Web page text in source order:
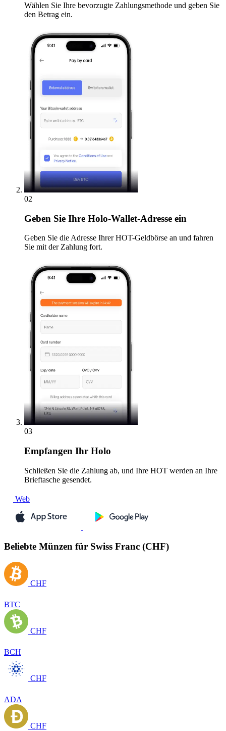
Wählen Sie Ihre bevorzugte Zahlungsmethode und geben Sie
den Betrag ein.
02
Geben Sie Ihre Holo-Wallet-Adresse ein
Geben Sie die Adresse Ihrer HOT-Geldbörse an und fahren
Sie mit der Zahlung fort.
03
Empfangen Ihr Holo
Schließen Sie die Zahlung ab, und Ihre HOT werden an Ihre
Brieftasche gesendet.
Web
Beliebte Münzen für Swiss Franc (CHF)
CHF
BTC
CHF
BCH
CHF
ADA
CHF